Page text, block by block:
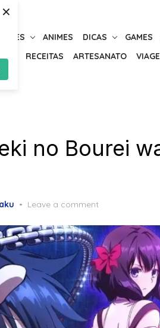
×
ANIMES DICAS GAMES
RECEITAS ARTESANATO
no Bourei
Leave a comment